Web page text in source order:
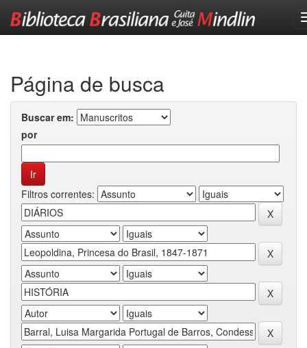
Página de busca
Buscar em:
por
Filtros correntes: